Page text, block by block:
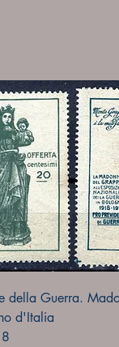
della Guerra.
d'Italia